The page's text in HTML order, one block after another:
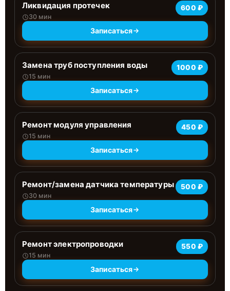
Ликвидация протечек
30 мин
600 ₽
Записаться
Замена труб поступления воды
15 мин
1000 ₽
Записаться
Ремонт модуля управления
15 мин
450 ₽
Записаться
Ремонт/замена датчика температуры
30 мин
500 ₽
Записаться
Ремонт электропроводки
15 мин
550 ₽
Записаться